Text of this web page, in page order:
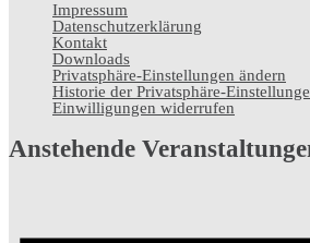
Impressum
Datenschutz­erklärung
Kontakt
Downloads
Privatsphäre-Einstellungen ändern
Historie der Privatsphäre-
Einwilligungen widerrufen
Anstehende